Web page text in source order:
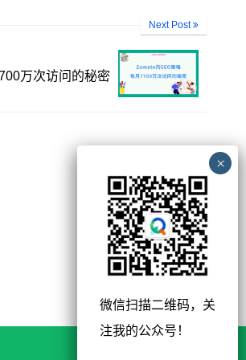
Next Post
万次访问的秘密
微信扫描二维码，关
注我的公众号！